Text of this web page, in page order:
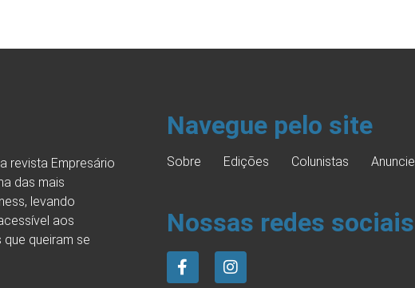
revista Empresário
das mais
levando
aos
queiram se
Navegue pelo site
Sobre Edições Colunistas Anuncie
Nossas redes sociais